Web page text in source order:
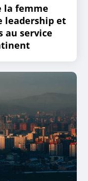
la femme
leadership et
au service